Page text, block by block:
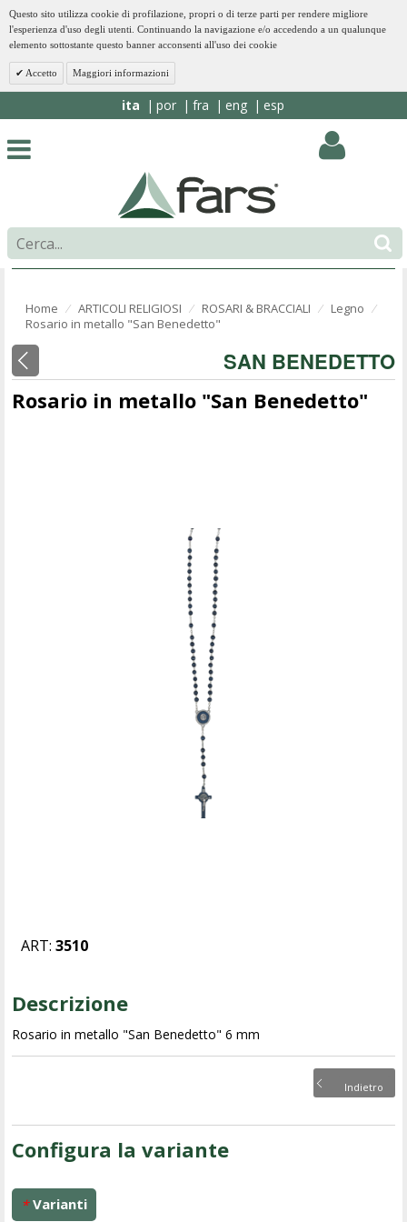
Questo sito utilizza cookie di profilazione, propri o di terze parti per rendere migliore
l'esperienza d'uso degli utenti. Continuando la navigazione e/o accedendo a un qualunque
elemento sottostante questo banner acconsenti all'uso dei cookie
Accetto Maggiori informazioni
ita por fra eng esp
Home ⁄ ARTICOLI RELIGIOSI ⁄ ROSARI & BRACCIALI ⁄ Legno ⁄
Rosario in metallo "San Benedetto"
SAN BENEDETTO
Rosario in metallo "San Benedetto"
ART: 3510
Descrizione
Rosario in metallo "San Benedetto" 6 mm
Indietro
Configura la variante
* Varianti